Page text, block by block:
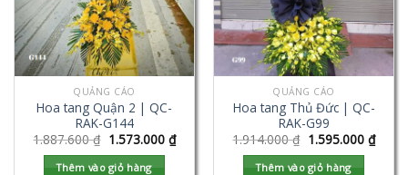
QUẢNG CÁO
Hoa tang Quận 2 | QC-
RAK-G144
1.887.600₫ 1.573.000 ₫
Thêm vào giỏ hàng
QUẢNG CÁO
Hoa tang Thủ Đức | QC-
RAK-G99
1.914.000₫ 1.595.000 ₫
Thêm vào giỏ hàng